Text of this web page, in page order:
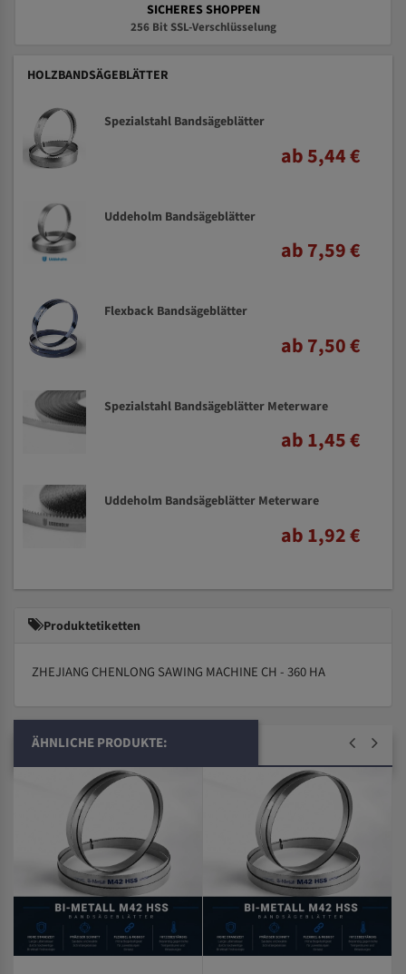
SICHERES SHOPPEN
256 Bit SSL-Verschlüsselung
HOLZBANDSÄGEBLÄTTER
Spezialstahl Bandsägeblätter
ab 5,44 €
Uddeholm Bandsägeblätter
ab 7,59 €
Flexback Bandsägeblätter
ab 7,50 €
Spezialstahl Bandsägeblätter Meterware
ab 1,45 €
Uddeholm Bandsägeblätter Meterware
ab 1,92 €
Produktetiketten
ZHEJIANG CHENLONG SAWING MACHINE CH - 360 HA
ÄHNLICHE PRODUKTE: